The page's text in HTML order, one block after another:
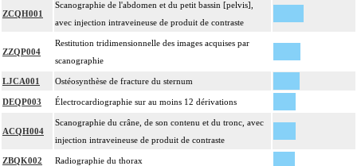
ZCQH001
Scanographie de l'abdomen et du petit bassin [pelvis],
avec injection intraveineuse de produit de contraste
ZZQP004
Restitution tridimensionnelle des images acquises par
scanographie
LJCA001 Ostéosynthèse de fracture du sternum
DEQP003 Électrocardiographie sur au moins 12 dérivations
ACQH004
Scanographie du crâne, de son contenu et du tronc, avec
injection intraveineuse de produit de contraste
ZBQK002 Radiographie du thorax